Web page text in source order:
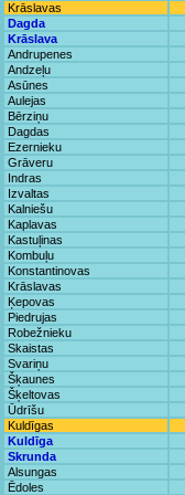
Krāslavas
Dagda
Krāslava
Andrupenes
Andzeļu
Asūnes
Aulejas
Bērziņu
Dagdas
Ezernieku
Grāveru
Indras
Izvaltas
Kalniešu
Kaplavas
Kastuļinas
Kombuļu
Konstantinovas
Krāslavas
Ķepovas
Piedrujas
Robežnieku
Skaistas
Svariņu
Šķaunes
Šķeltovas
Ūdrīšu
Kuldīgas
Kuldīga
Skrunda
Alsungas
Ēdoles